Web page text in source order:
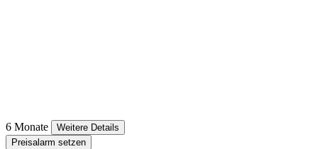
6 Monate
Weitere Details
Preisalarm setzen